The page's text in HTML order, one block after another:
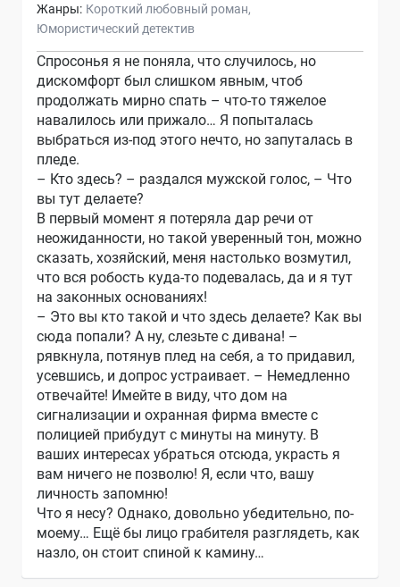
Жанры: Короткий любовный роман
Юмористический детектив
Спросонья я не поняла, что случилось, но
дискомфорт был слишком явным, чтоб
продолжать мирно спать – что-то тяжелое
навалилось или прижало… Я попыталась
выбраться из-под этого нечто, но запуталась в
пледе.
– Кто здесь? – раздался мужской голос, – Что
вы тут делаете?
В первый момент я потеряла дар речи от
неожиданности, но такой уверенный тон, можно
сказать, хозяйский, меня настолько возмутил,
что вся робость куда-то подевалась, да и я тут
на законных основаниях!
– Это вы кто такой и что здесь делаете? Как вы
сюда попали? А ну, слезьте с дивана! –
рявкнула, потянув плед на себя, а то придавил,
усевшись, и допрос устраивает. – Немедленно
отвечайте! Имейте в виду, что дом на
сигнализации и охранная фирма вместе с
полицией прибудут с минуты на минуту. В
ваших интересах убраться отсюда, украсть я
вам ничего не позволю! Я, если что, вашу
личность запомню!
Что я несу? Однако, довольно убедительно, по-
моему… Ещё бы лицо грабителя разглядеть, как
назло, он стоит спиной к камину…